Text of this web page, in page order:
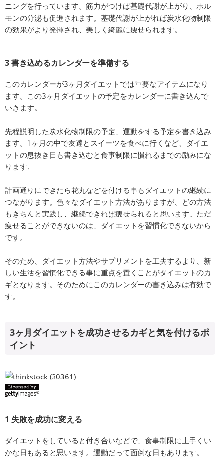
ニングを行っています。筋力がつけば基礎代謝が上がり、ホル
モンの分泌も促進されます。基礎代謝が上がれば炭水化物制限
の効果がより発揮され、美しく綺麗に痩せられます。
3 書き込めるカレンダーを準備する
このカレンダーが3ヶ月ダイエットでは重要なアイテムになり
ます。この3ヶ月ダイエットの予定をカレンダーに書き込んで
いきます。
先程説明した炭水化物制限の予定、運動をする予定を書き込み
ます。1ヶ月の中で友達とスイーツを食べに行くなど、ダイエ
ットの息抜き日も書き込むと食事制限に慣れるまでの励みにな
ります。
計画通りにできたら花丸などを付ける事もダイエットの継続に
つながります。色々なダイエット方法がありますが、どの方法
もきちんと実践し、継続できれば痩せられると思います。ただ
痩せることができないのは、ダイエットを習慣化できないから
です。
そのため、ダイエット方法やサプリメントを工夫するより、新
しい生活を習慣化できる事に重点を置くことがダイエットのカ
ギとなります。そのためにこのカレンダーの書き込みは有効で
す。
3ヶ月ダイエットを成功させるカギと気を付けるポ
イント
1 失敗を成功に変える
ダイエットをしていると付き合いなどで、食事制限に上手くい
かな日もあると思います。運動だって面倒な日もあります。